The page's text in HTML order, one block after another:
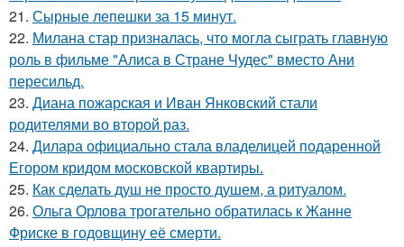
21. Сырные лепешки за 15 минут.
22. Милана стар призналась, что могла сыграть главную
роль в фильме "Алиса в Стране Чудес" вместо Ани
пересильд.
23. Диана пожарская и Иван Янковский стали
родителями во второй раз.
24. Дилара официально стала владелицей подаренной
Егором кридом московской квартиры.
25. Как сделать душ не просто душем, а ритуалом.
26. Ольга Орлова трогательно обратилась к Жанне
Фриске в годовщину её смерти.